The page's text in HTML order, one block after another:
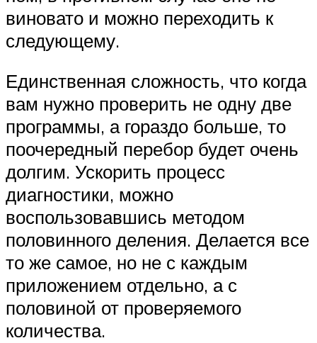
виновато и можно переходить к
следующему.
Единственная сложность, что когда
вам нужно проверить не одну две
программы, а гораздо больше, то
поочередный перебор будет очень
долгим. Ускорить процесс
диагностики, можно
воспользовавшись методом
половинного деления. Делается все
то же самое, но не с каждым
приложением отдельно, а с
половиной от проверяемого
количества.